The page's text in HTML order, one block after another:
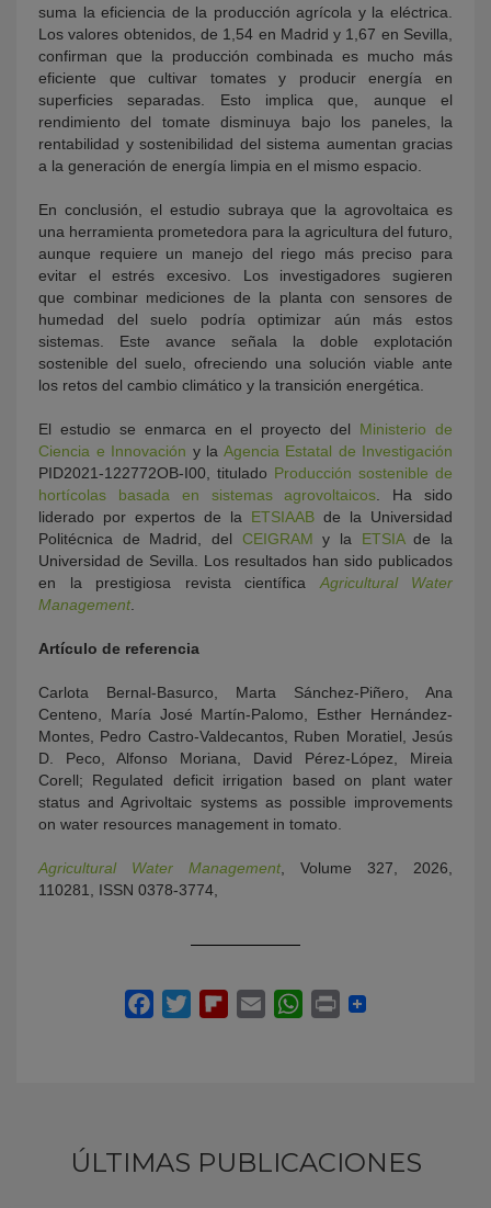
suma la eficiencia de la producción agrícola y la eléctrica.
Los valores obtenidos, de 1,54 en Madrid y 1,67 en Sevilla,
confirman que la producción combinada es mucho más
eficiente que cultivar tomates y producir energía en
superficies separadas. Esto implica que, aunque el
rendimiento del tomate disminuya bajo los paneles, la
rentabilidad y sostenibilidad del sistema aumentan gracias
a la generación de energía limpia en el mismo espacio.
En conclusión, el estudio subraya que la agrovoltaica es
una herramienta prometedora para la agricultura del futuro,
aunque requiere un manejo del riego más preciso para
evitar el estrés excesivo. Los investigadores sugieren
que combinar mediciones de la planta con sensores de
humedad del suelo podría optimizar aún más estos
sistemas. Este avance señala la doble explotación
sostenible del suelo, ofreciendo una solución viable ante
los retos del cambio climático y la transición energética.
El estudio se enmarca en el proyecto del Ministerio de
Ciencia e Innovación y la Agencia Estatal de Investigación
PID2021-122772OB-I00, titulado Producción sostenible de
hortícolas basada en sistemas agrovoltaicos . Ha sido
liderado por expertos de la ETSIAAB de la Universidad
Politécnica de Madrid, del CEIGRAM y la ETSIAde la
Universidad de Sevilla. Los resultados han sido publicados
en la prestigiosa revista científica Agricultural Water
Management.
Artículo de referencia
Carlota Bernal-Basurco, Marta Sánchez-Piñero, Ana
Centeno, María José Martín-Palomo, Esther Hernández-
Montes, Pedro Castro-Valdecantos, Ruben Moratiel, Jesús
D. Peco, Alfonso Moriana, David Pérez-López, Mireia
Corell; Regulated deficit irrigation based on plant water
status and Agrivoltaic systems as possible improvements
on water resources management in tomato.
Agricultural Water Management, Volume 327, 2026,
110281, ISSN 0378-3774,
ÚLTIMAS PUBLICACIONES